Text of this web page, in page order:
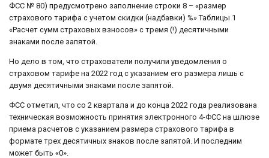
ФСС № 80) предусмотрено заполнение строки 8 – «размер
страхового тарифа с учетом скидки (надбавки) %» Таблицы 1
«Расчет сумм страховых взносов» с тремя (!) десятичными
знаками после запятой.
Но дело в том, что страхователи получили уведомления о
страховом тарифе на 2022 год с указанием его размера лишь с
двумя десятичными знаками после запятой.
ФСС отметил, что со 2 квартала и до конца 2022 года реализована
техническая возможность принятия электронного 4-ФСС на шлюзе
приема расчетов с указанием размера страхового тарифа в
формате трех десятичных знаков после запятой. И последним
может быть «0».